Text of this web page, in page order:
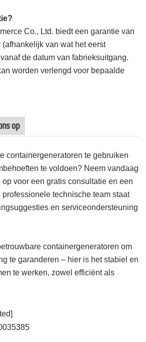
Co., Ltd. biedt een garantie van
van wat het eerst
de datum van fabrieksuitgang.
worden verlengd voor bepaalde
op
containergeneratoren te gebruiken
te voldoen? Neem vandaag
op voor een gratis consultatie en een
professionele technische team staat
en serviceondersteuning
containergeneratoren om
te garanderen – hier is het stabiel en
te werken, zowel efficiënt als